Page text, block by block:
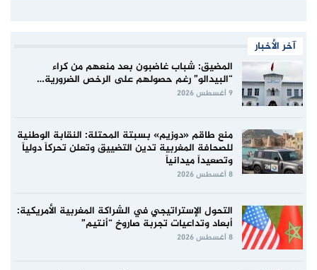
آخر الأخبار
المضيق: شباب غاضبون بعد منعهم من كراء
“البيدالو” رغم حصولهم على الرخص الضرورية…
9 أغسطس 2026
منع طاقم «دوزيم» بسبتة المحتلة: النقابة الوطنية
للصحافة المغربية تدين التضييق وتعلن تحركاً دولياً
وتصعيداً ميدانياً
8 أغسطس 2026
التحول الإستراتيجي في الشراكة المغربية الأمريكية:
أبعاد وتداعيات تجربة صاروخ “أنتيم”
8 أغسطس 2026